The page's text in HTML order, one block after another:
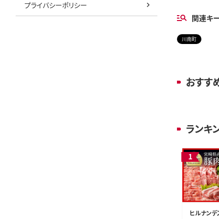
プライバシーポリシー
関連キ
川南町
おすす
ランキ
ヒルナン